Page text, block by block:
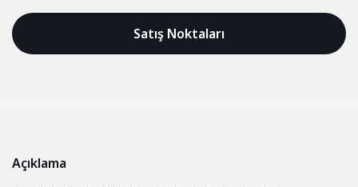
Satış Noktaları
Açıklama